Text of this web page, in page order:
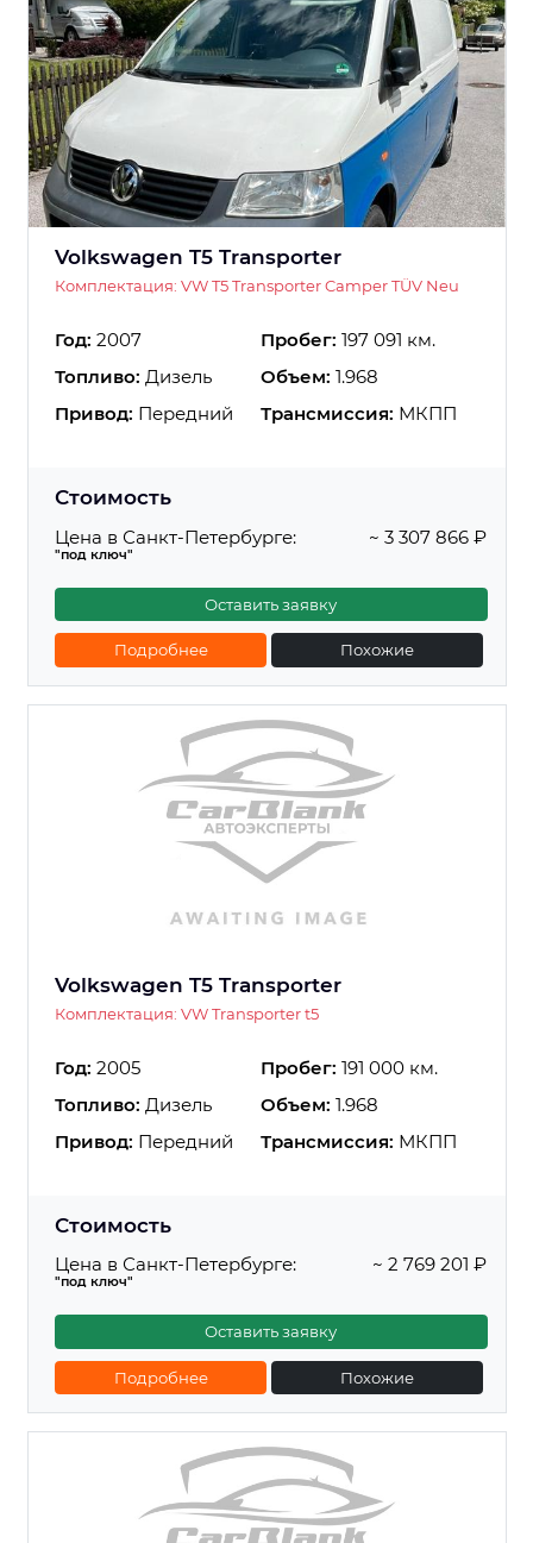
Volkswagen T5 Transporter
Комплектация: VW T5 Transporter Camper TÜV Neu
Год: 2007 Пробег: 197 091 км.
Топливо: Дизель Объем: 1.968
Привод: Передний Трансмиссия: МКПП
Стоимость
Цена в Санкт-Петербурге:
"под ключ"
~ 3 307 866 ₽
Оставить заявку
Подробнее Похожие
Volkswagen T5 Transporter
Комплектация: VW Transporter t5
Год: 2005 Пробег: 191 000 км.
Топливо: Дизель Объем: 1.968
Привод: Передний Трансмиссия: МКПП
Стоимость
Цена в Санкт-Петербурге:
"под ключ"
~ 2 769 201 ₽
Оставить заявку
Подробнее Похожие